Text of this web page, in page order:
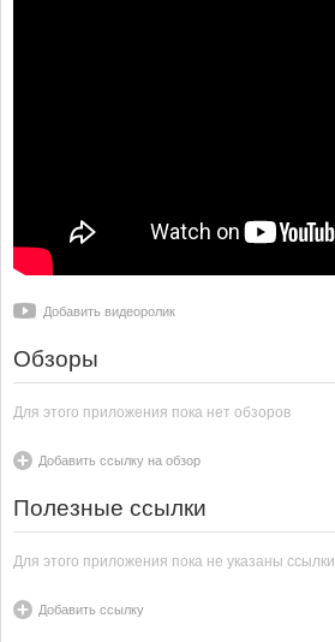
Добавить видеоролик
Обзоры
Для этого приложения пока нет обзоров
Добавить ссылку на обзор
Полезные ссылки
Для этого приложения пока не указаны ссылки
Добавить ссылку